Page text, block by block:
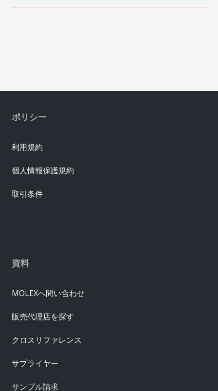
資料
MOLEXへ問い合わせ
販売代理店を探す
クロスリファレンス
サプライヤー
サンプル請求
ポリシー
利用規約
個人情報保護規約
取引条件